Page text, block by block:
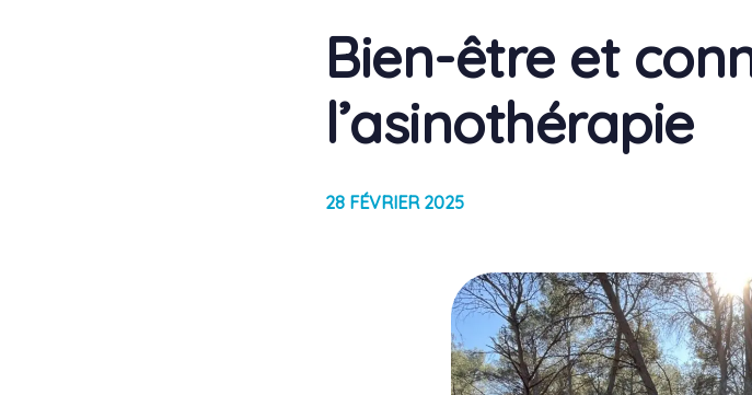
Bien-être et
l’asinothérapie
28 FÉVRIER 2025
Post
navigation